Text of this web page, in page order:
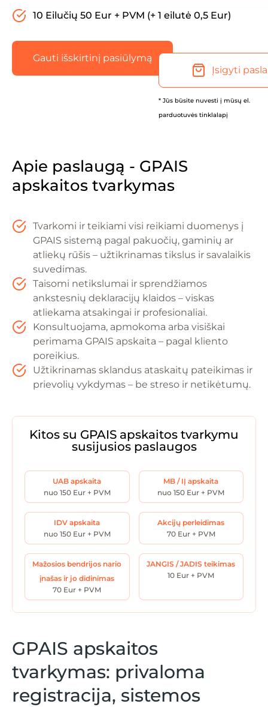
10 Eilučių 50 Eur + PVM (+ 1 eilutė 0,5 Eur)
Gauti išskirtinį pasiūlymą
Įsigyti
* Jūs būsite nuvesti į mūsų el.
parduotuvės tinklalapį
Apie paslaugą - GPAIS
apskaitos tvarkymas
Tvarkomi ir teikiami visi reikiami duomenys į
GPAIS sistemą pagal pakuočių, gaminių ar
atliekų rūšis – užtikrinamas tikslus ir savalaikis
suvedimas.
Taisomi netikslumai ir sprendžiamos
ankstesnių deklaracijų klaidos – viskas
atliekama atsakingai ir profesionaliai.
Konsultuojama, apmokoma arba visiškai
perimama GPAIS apskaita – pagal kliento
poreikius.
Užtikrinamas sklandus ataskaitų pateikimas ir
prievolių vykdymas – be streso ir netikėtumų.
Kitos su GPAIS apskaitos tvarkymu
susijusios paslaugos
UAB apskaita
nuo 150 Eur + PVM
MB / IĮ apskaita
nuo 150 Eur + PVM
IDV apskaita
nuo 150 Eur + PVM
Akcijų perleidimas
70 Eur + PVM
Mažosios bendrijos nario
įnašas ir jo didinimas
70 Eur + PVM
JANGIS / JADIS teikimas
10 Eur + PVM
GPAIS apskaitos
tvarkymas: privaloma
registracija, sistemos